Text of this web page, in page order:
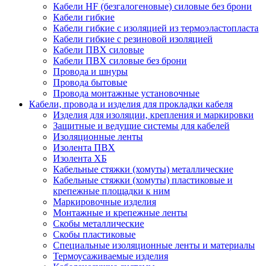
Кабели HF (безгалогеновые) силовые без брони
Кабели гибкие
Кабели гибкие с изоляцией из термоэластопласта
Кабели гибкие с резиновой изоляцией
Кабели ПВХ силовые
Кабели ПВХ силовые без брони
Провода и шнуры
Провода бытовые
Провода монтажные установочные
Кабели, провода и изделия для прокладки кабеля
Изделия для изоляции, крепления и маркировки
Защитные и ведущие системы для кабелей
Изоляционные ленты
Изолента ПВХ
Изолента ХБ
Кабельные стяжки (хомуты) металлические
Кабельные стяжки (хомуты) пластиковые и
крепежные площадки к ним
Маркировочные изделия
Монтажные и крепежные ленты
Скобы металлические
Скобы пластиковые
Специальные изоляционные ленты и материалы
Термоусаживаемые изделия